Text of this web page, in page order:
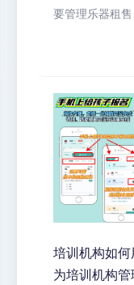
要管理乐器租
培训机构如
为培训机构